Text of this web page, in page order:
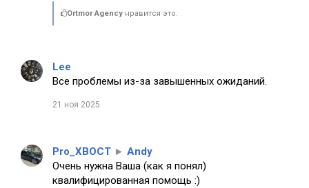
Ortmor Agency нравится это.
Lee
Все проблемы из-за завышенных ожиданий.
21 ноя 2025
Pro_XBOCT ► Andy
Очень нужна Ваша (как я понял)
квалифицированная помощь :)